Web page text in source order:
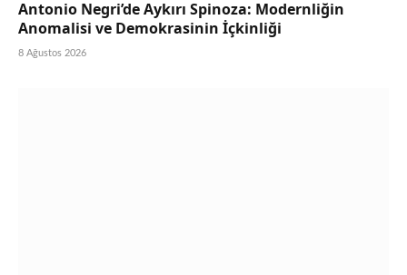
Antonio Negri’de Aykırı Spinoza: Modernliğin
Anomalisi ve Demokrasinin İçkinliği
8 Ağustos 2026